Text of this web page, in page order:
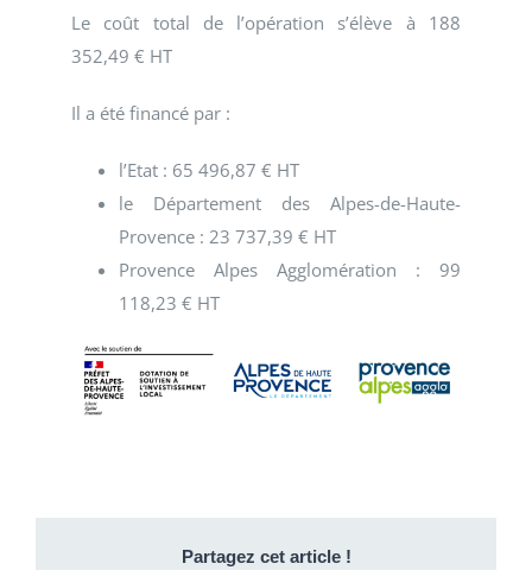
Le coût total de l’opération s’élève à 188
352,49 € HT
Il a été financé par :
l’Etat : 65 496,87 € HT
le Département des Alpes-de-Haute-
Provence : 23 737,39 € HT
Provence Alpes Agglomération : 99
118,23 € HT
Partagez cet article !